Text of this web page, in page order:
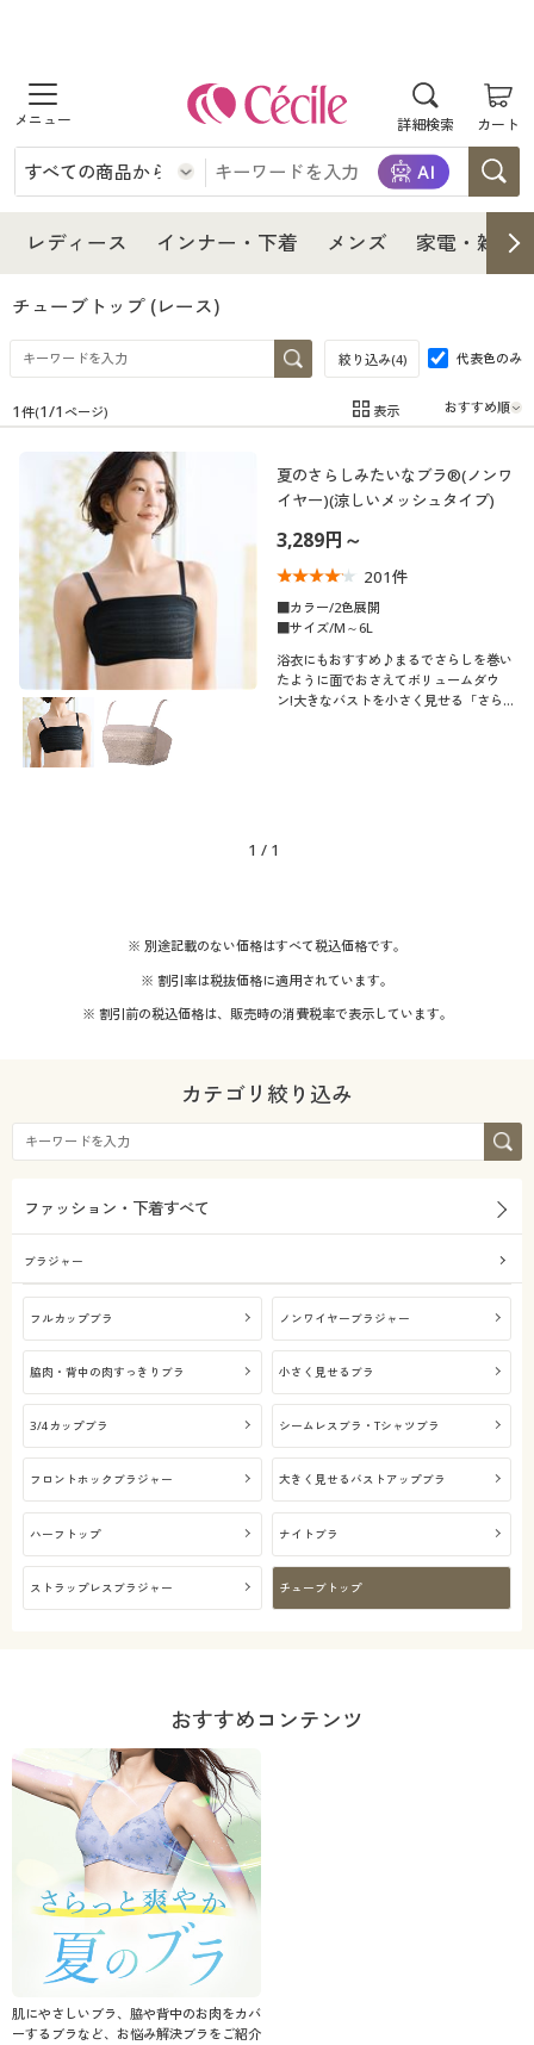
詳細検索 カート
商品を探す
レディース
レディースファッション
女性下着
インナー・下着
インナー・下着通販すべて
女性下着
メンズ下着
ジュニア・ティーンズ下着
メンズ
メンズ通販すべて
メンズファッション
メンズ下着
家電・雑貨
家電・雑貨すべて
家電
キッチン・雑貨・日用品
寝具・インテリア・家具
寝具・インテリア・家具通販すべて
家具・収納
寝具・ベッド
カーテン・ラグ・ファブリック
美容・健康
美容・健康通販すべて
美容・健康・サプリメント
制服・スクール
制服・スクールすべて
制服・学生服
ジュニア・ティーンズ下着
大きいサイズ
大きいサイズ通販すべて
大きいサイズ レディース服
バーゲン
バーゲンセール
詳細検索
カタログ・チラシからのご注文
デジタルカタログ
会員メニュー
閲覧履歴
お気に入り
サポート
ご利用ガイド
よくある質問とお問い合わせ
レディース インナー・下着 メンズ 家電・雑貨
チューブトップ (レース)
絞り込み(4) 代表色のみ
在庫 在庫のある商品のみ表示
カテゴリ
口コミ
(4〜4.9)
レディースサ
イズ
M
こだわり条件
無地
ナイロン レース
吸汗速乾
着用感
レギュラー
年代
30代 40代
シーズン
価格
解除する
閉じる
1 件(1/1 ページ) 表示
夏のさらしみたいなブラ®(ノンワ
イヤー)(涼しいメッシュタイプ)
3,289円～
201件
■カラー/2色展開
■サイズ/M～6L
浴衣にもおすすめ♪まるでさらしを巻い
たように面でおさえてボリュームダウ
ン!大きなバストを小さく見せる「さら
1 / 1
※ 別途記載のない価格はすべて税込価格です。
※ 割引率は税抜価格に適用されています。
※ 割引前の税込価格は、販売時の消費税率で表示しています。
カテゴリ絞り込み
ファッション・下着すべて
ブラジャー
フルカップブラ ノンワイヤーブラジャー
脇肉・背中の肉すっきりブラ 小さく見せるブラ
3/4カップブラ シームレスブラ・Tシャツブラ
フロントホックブラジャー 大きく見せるバストアップブラ
ハーフトップ ナイトブラ
ストラップレスブラジャー チューブトップ
おすすめコンテンツ
肌にやさしいブラ、脇や背中のお肉をカバ
ーするブラなど、お悩み解決ブラをご紹介